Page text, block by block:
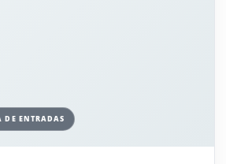
DE ENTRADAS